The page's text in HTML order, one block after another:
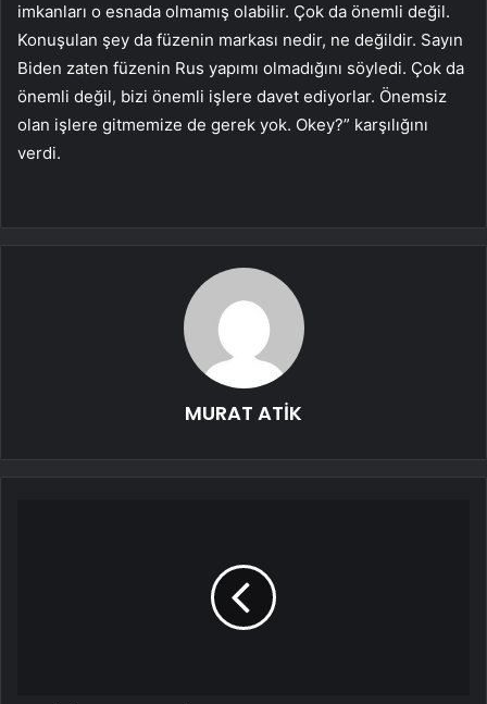
imkanları o esnada olmamış olabilir. Çok da önemli değil.
Konuşulan şey da füzenin markası nedir, ne değildir. Sayın
Biden zaten füzenin Rus yapımı olmadığını söyledi. Çok da
önemli değil, bizi önemli işlere davet ediyorlar. Önemsiz
olan işlere gitmemize de gerek yok. Okey?” karşılığını
verdi.
MURAT ATİK